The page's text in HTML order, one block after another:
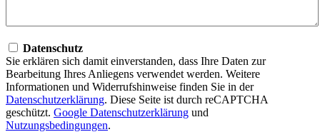
Datenschutz
Sie erklären sich damit einverstanden, dass Ihre Daten zur
Bearbeitung Ihres Anliegens verwendet werden. Weitere
Informationen und Widerrufshinweise finden Sie in der
Datenschutzerklärung. Diese Seite ist durch reCAPTCHA
geschützt. Google Datenschutzerklärung und
Nutzungsbedingungen.